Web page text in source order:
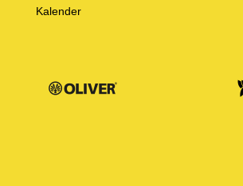
Kalender